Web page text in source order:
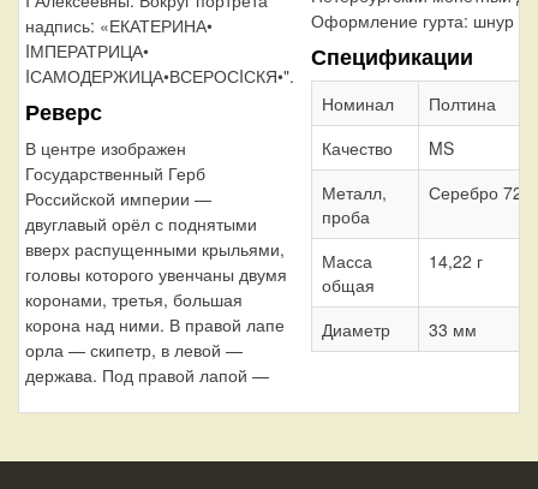
надпись: «ЕКАТЕРИНА•
IМПЕРАТРИЦА•
IСАМОДЕРЖИЦА•ВСЕРОСIСКЯ•".
Реверс
В центре изображен
Государственный Герб
Российской империи —
двуглавый орёл с поднятыми
вверх распущенными крыльями,
головы которого увенчаны двумя
коронами, третья, большая
корона над ними. В правой лапе
орла — скипетр, в левой —
держава. Под правой лапой —
Оформление гурта: шнур
Спецификации
Номинал
Полтина
Качество
MS
Металл,
проба
Серебро 728
Масса
общая
14,22 г
Диаметр 33 мм